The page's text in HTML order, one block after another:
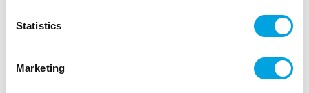
Statistics
Marketing
askarteluun, kuten savi- ja askartelumassatöihin.